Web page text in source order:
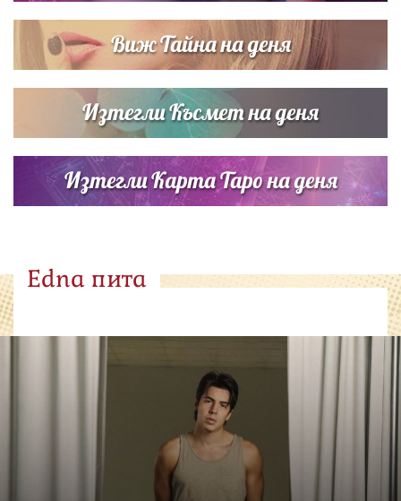
Виж Тайна на деня
Изтегли Късмет на деня
Изтегли Карта Таро на деня
Edna пита